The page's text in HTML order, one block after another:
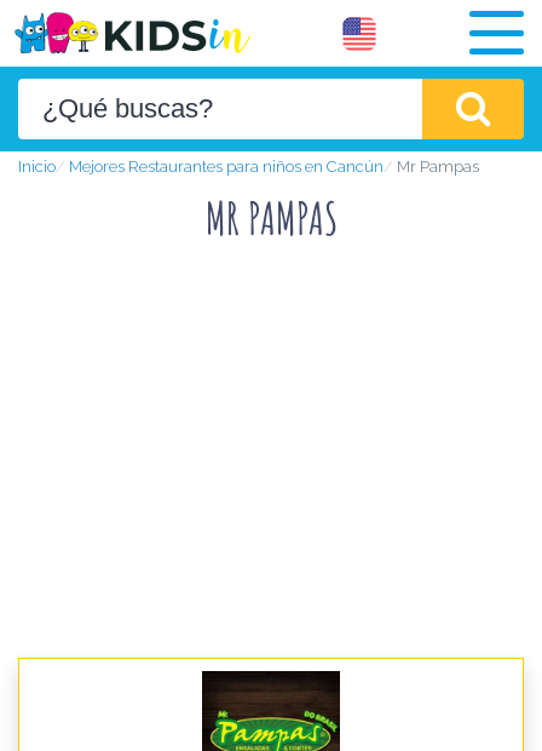
Inicio Mejores Restaurantes para niños en Cancún Mr Pampas
MR PAMPAS